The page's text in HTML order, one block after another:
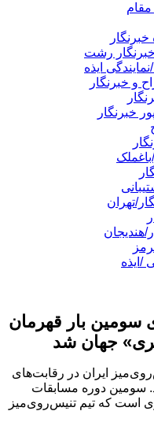
رشت
ایذه
و خبرنگار
خبرنگار
تهران
هندیجان
/ایذه
سومین بار قهرمان
جهان شد
ایران در رقابت‌های
سومین دوره مسابقات
است که تیم تنیس‌روی‌میز